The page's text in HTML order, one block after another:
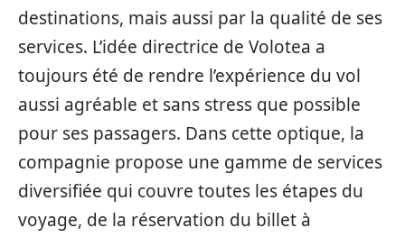
destinations, mais aussi par la qualité de ses
services. L’idée directrice de Volotea a
toujours été de rendre l’expérience du vol
aussi agréable et sans stress que possible
pour ses passagers. Dans cette optique, la
compagnie propose une gamme de services
diversifiée qui couvre toutes les étapes du
voyage, de la réservation du billet à